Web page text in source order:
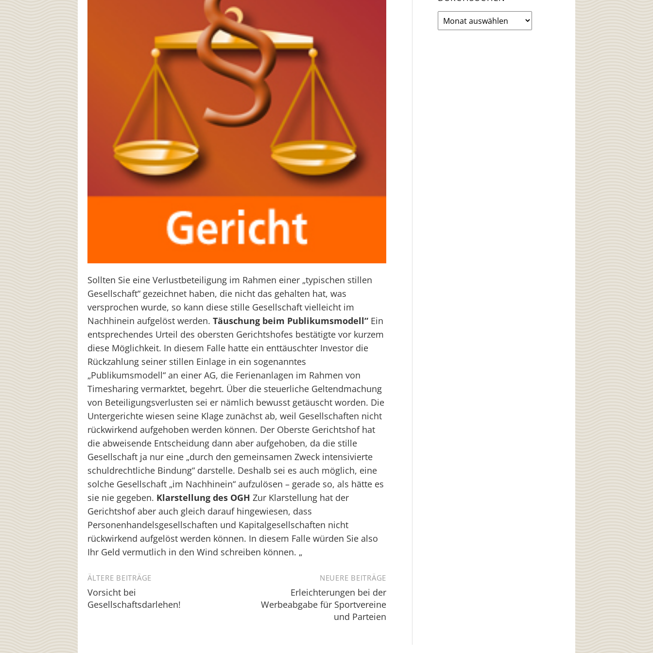
Sollten Sie eine Verlustbeteiligung im Rahmen einer „typischen stillen
Gesellschaft“ gezeichnet haben, die nicht das gehalten hat, was
versprochen wurde, so kann diese stille Gesellschaft vielleicht im
Nachhinein aufgelöst werden. Täuschung beim Publikumsmodell“ Ein
entsprechendes Urteil des obersten Gerichtshofes bestätigte vor kurzem
diese Möglichkeit. In diesem Falle hatte ein enttäuschter Investor die
Rückzahlung seiner stillen Einlage in ein sogenanntes
„Publikumsmodell“ an einer AG, die Ferienanlagen im Rahmen von
Timesharing vermarktet, begehrt. Über die steuerliche Geltendmachung
von Beteiligungsverlusten sei er nämlich bewusst getäuscht worden. Die
Untergerichte wiesen seine Klage zunächst ab, weil Gesellschaften nicht
rückwirkend aufgehoben werden können. Der Oberste Gerichtshof hat
die abweisende Entscheidung dann aber aufgehoben, da die stille
Gesellschaft ja nur eine „durch den gemeinsamen Zweck intensivierte
schuldrechtliche Bindung“ darstelle. Deshalb sei es auch möglich, eine
solche Gesellschaft „im Nachhinein“ aufzulösen – gerade so, als hätte es
sie nie gegeben. Klarstellung des OGH Zur Klarstellung hat der
Gerichtshof aber auch gleich darauf hingewiesen, dass
Personenhandelsgesellschaften und Kapitalgesellschaften nicht
rückwirkend aufgelöst werden können. In diesem Falle würden Sie also
Ihr Geld vermutlich in den Wind schreiben können. „
Beitragsnavigation
ÄLTERE BEITRÄGE
Vorsicht bei
Gesellschaftsdarlehen!
NEUERE BEITRÄGE
Erleichterungen bei der
Werbeabgabe für Sportvereine
und Parteien
News
Archiv